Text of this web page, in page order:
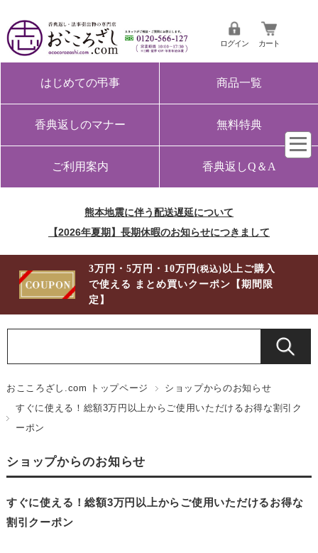
ログイン カート
はじめての弔事 商品一覧
香典返しのマナー 無料特典
ご利用案内 香典返しQ＆A
熊本地震に伴う配送遅延について
【2026年夏期】長期休暇のお知らせにつきまして
3万円・5万円・10万円(税込) 以上ご購入
で使える まとめ買いクーポン【期間限
定】
おこころざし.com トップページ
ショップからのお知らせ
すぐに使える！総額3万円以上からご使用いただけるお得な割引ク
ーポン
ショップからのお知らせ
すぐに使える！総額3万円以上からご使用いただけるお得な
割引クーポン